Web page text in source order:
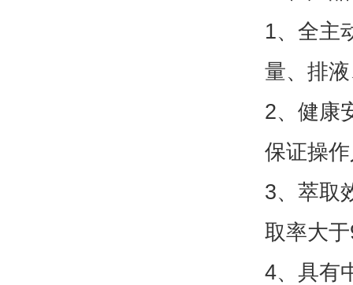
1、全主
量、排
2、健康
保证操
3、萃取
取率大
4、具有